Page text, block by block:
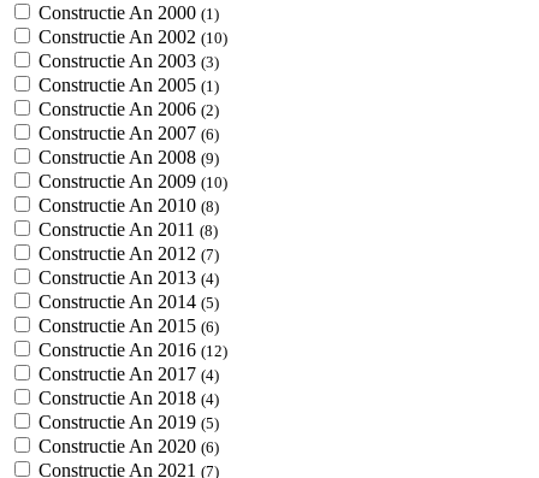
Constructie An 2000 (1)
Constructie An 2002 (10)
Constructie An 2003 (3)
Constructie An 2005 (1)
Constructie An 2006 (2)
Constructie An 2007 (6)
Constructie An 2008 (9)
Constructie An 2009 (10)
Constructie An 2010 (8)
Constructie An 2011 (8)
Constructie An 2012 (7)
Constructie An 2013 (4)
Constructie An 2014 (5)
Constructie An 2015 (6)
Constructie An 2016 (12)
Constructie An 2017 (4)
Constructie An 2018 (4)
Constructie An 2019 (5)
Constructie An 2020 (6)
Constructie An 2021 (7)